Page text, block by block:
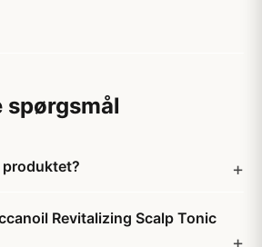
spørgsmål
produktet?
Revitalizing Scalp Tonic